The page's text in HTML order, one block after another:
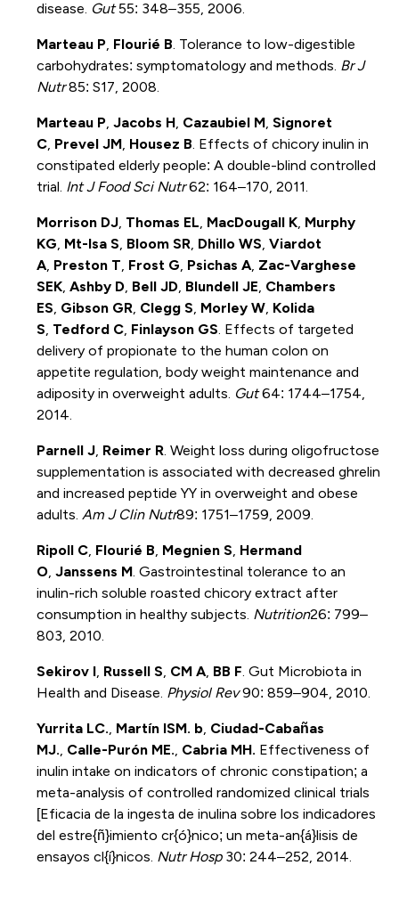
disease. Gut55: 348–355, 2006.
Marteau P, Flourié B . Tolerance to low-digestible
carbohydrates: symptomatology and methods. Br J
Nutr85: S17, 2008.
Marteau P, Jacobs H, Cazaubiel M, Signoret
C, Prevel JM, Housez B . Effects of chicory inulin in
constipated elderly people: A double-blind controlled
trial. Int J Food Sci Nutr62: 164–170, 2011.
Morrison DJ, Thomas EL MacDougall K, Murphy
KG Mt-Isa S Bloom SR, Dhillo WS Viardot
A, Preston T Frost G Psichas A, Zac-Varghese
SEK, Ashby D, Bell JD, Blundell JE Chambers
ES Gibson GR, Clegg S Morley W, Kolida
S Tedford C, Finlayson GS . Effects of targeted
delivery of propionate to the human colon on
appetite regulation, body weight maintenance and
adiposity in overweight adults. Gut64: 1744–1754,
2014.
Parnell J, Reimer R. Weight loss during oligofructose
supplementation is associated with decreased ghrelin
and increased peptide YY in overweight and obese
adults. Am J Clin Nutr89: 1751–1759, 2009.
Ripoll C, Flourié B Megnien S Hermand
O, Janssens M. Gastrointestinal tolerance to an
inulin-rich soluble roasted chicory extract after
consumption in healthy subjects. Nutrition26: 799–
803, 2010.
Sekirov I, Russell S CM A, BB F . Gut Microbiota in
Health and Disease. Physiol Rev90: 859–904, 2010.
Yurrita LC. Martín ISM. b, Ciudad-Cabañas
MJ. Calle-Purón ME. Cabria MH. Effectiveness of
inulin intake on indicators of chronic constipation; a
meta-analysis of controlled randomized clinical trials
[Eficacia de la ingesta de inulina sobre los indicadores
del estre{ñ}imiento cr{ó}nico; un meta-an{á}lisis de
ensayos cl{í}nicos. Nutr Hosp30: 244–252, 2014.